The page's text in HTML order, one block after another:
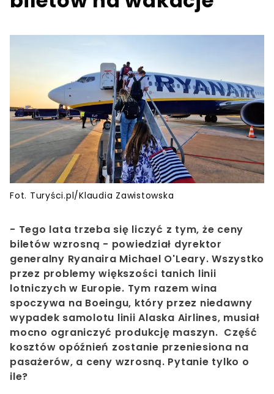
Fot. Turyści.pl/Klaudia Zawistowska
- Tego lata trzeba się liczyć z tym, że ceny
biletów wzrosną - powiedział dyrektor
generalny Ryanaira Michael O'Leary. Wszystko
przez problemy większości tanich linii
lotniczych w Europie. Tym razem wina
spoczywa na Boeingu, który przez niedawny
wypadek samolotu linii Alaska Airlines, musiał
mocno ograniczyć produkcję maszyn. Część
kosztów opóźnień zostanie przeniesiona na
pasażerów, a ceny wzrosną. Pytanie tylko o
ile?